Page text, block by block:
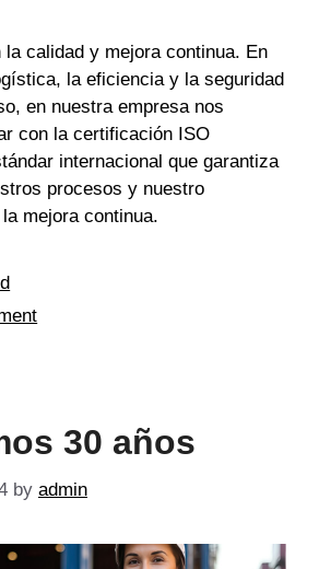
calidad y mejora continua. En
la eficiencia y la seguridad
en nuestra empresa nos
con la certificación ISO
internacional que garantiza
procesos y nuestro
mejora continua.
30 años
by admin